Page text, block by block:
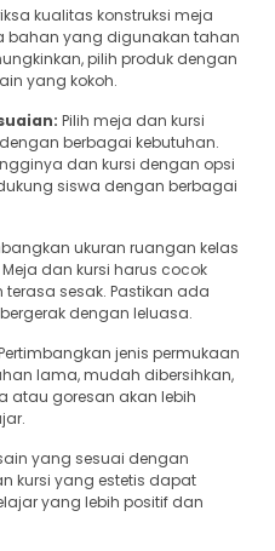
kualitas konstruksi meja
bahan yang digunakan tahan
pilih produk dengan
yang kokoh.
Pilih meja dan kursi
berbagai kebutuhan.
dan kursi dengan opsi
siswa dengan berbagai
ukuran ruangan kelas
dan kursi harus cocok
sesak. Pastikan ada
dengan leluasa.
jenis permukaan
lama, mudah dibersihkan,
atau goresan akan lebih
yang sesuai dengan
kursi yang estetis dapat
yang lebih positif dan